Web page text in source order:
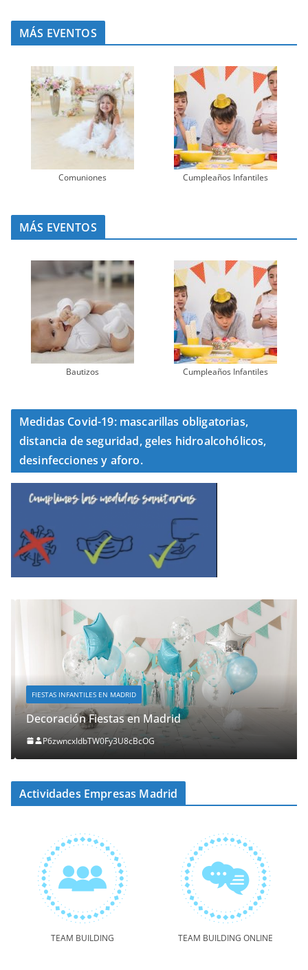
MÁS EVENTOS
Comuniones Cumpleaños Infantiles
MÁS EVENTOS
Bautizos Cumpleaños Infantiles
Medidas Covid-19: mascarillas obligatorias,
distancia de seguridad, geles hidroalcohólicos,
desinfecciones y aforo.
FIESTAS INFANTILES EN MADRID
Decoración Fiestas en Madrid
P6zwncxIdbTW0Fy3U8cBcOG
Actividades Empresas Madrid
TEAM BUILDING TEAM BUILDING ONLINE